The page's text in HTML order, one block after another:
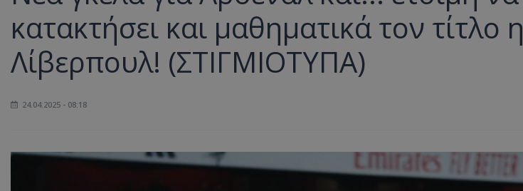
κατακτήσει και μαθηματικά τον τίτλο η
Λίβερπουλ! (ΣΤΙΓΜΙΟΤΥΠΑ)
24.04.2025 - 08:18